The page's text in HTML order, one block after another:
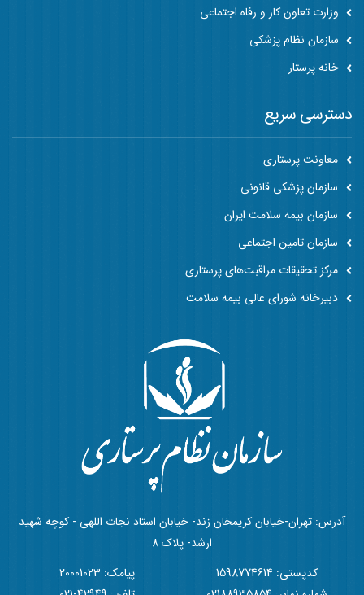
وزارت تعاون کار و رفاه اجتماعی
سازمان نظام پزشکی
خانه پرستار
آدرس: تهران-خیابان کریمخان زند- خیابان استاد نجات اللهی - کوچه شهید
ارشد- پلاک 8
کدپستی: 1598774614
پیامک: 20001023
دسترسی سریع
معاونت پرستاری
سازمان پزشکی قانونی
سازمان بیمه سلامت ایران
سازمان تامین اجتماعی
مرکز تحقیقات مراقبت‌های پرستاری
دبیرخانه شورای عالی بیمه سلامت